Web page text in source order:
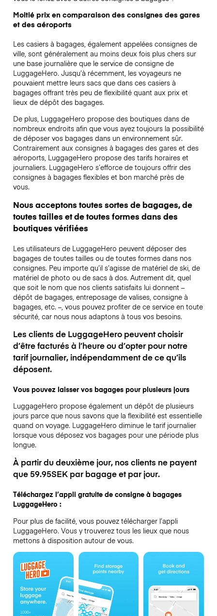
Moitié prix en comparaison des consignes des gares
et des aéroports
Les casiers à bagages, également appelées consignes de
ville, sont généralement au moins deux fois plus chers sur
une base journalière que le service de consigne de
LuggageHero. Jusqu’à récemment, les voyageurs ne
pouvaient mettre leurs sacs que dans ces casiers à
bagages offrant très peu de flexibilité quant aux prix et
lieux de dépôt des bagages.
De plus, LuggageHero propose des boutiques dans de
nombreux endroits afin que vous ayez toujours la possibilité
de déposer vos bagages dans un environnement sûr.
Contrairement aux consignes à bagages des gares et des
aéroports, LuggageHero propose des tarifs horaires et
journaliers. LuggageHero s’efforce de toujours offrir des
consignes à bagages flexibles et bon marché près de
vous.
Nous acceptons toutes sortes de bagages, de
toutes tailles et de toutes formes dans des
boutiques vérifiées
Les utilisateurs de LuggageHero peuvent déposer des
bagages de toutes tailles ou de toutes formes dans nos
consignes. Peu importe qu’il s’agisse de matériel de ski, de
matériel de photo ou de sacs à dos. Autrement dit, quel
que soit le nom que nos clients satisfaits lui donnent –
dépôt de bagages, entreposage de valises, consigne à
bagages, etc. –, vous pouvez profiter de ce service en toute
sécurité, car nous nous adaptons à tous vos besoins.
Les clients de LuggageHero peuvent choisir
d’être facturés à l’heure ou d’opter pour notre
tarif journalier, indépendamment de ce qu’ils
déposent.
Vous pouvez laisser vos bagages pour plusieurs jours
LuggageHero propose également un dépôt de plusieurs
jours parce que nous savons que la flexibilité est essentielle
quand on voyage. LuggageHero diminue le tarif journalier
lorsque vous déposez vos bagages pour une période plus
longue.
À partir du deuxième jour, nos clients ne payent
que 59.95SEK par bagage et par jour.
Téléchargez l’appli gratuite de consigne à bagages
LuggageHero :
Pour plus de facilité, vous pouvez télécharger l’appli
LuggageHero. Vous y trouverez tous les lieux que nous
mettons à disposition autour de vous.